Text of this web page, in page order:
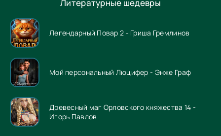
Литературные шедевры
Легендарный Повар 2 - Гриша Гремлинов
Мой персональный Люцифер - Энже Граф
Древесный маг Орловского княжества 14 -
Игорь Павлов